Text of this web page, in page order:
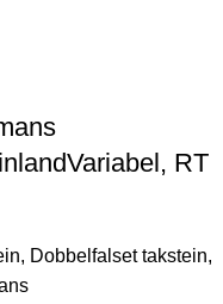
RT
, Dobbelfalset takstein,